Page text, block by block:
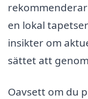
en lokal
insikter om
sättet att
Oavsett om du